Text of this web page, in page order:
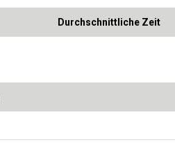
Durchschnittliche Zeit